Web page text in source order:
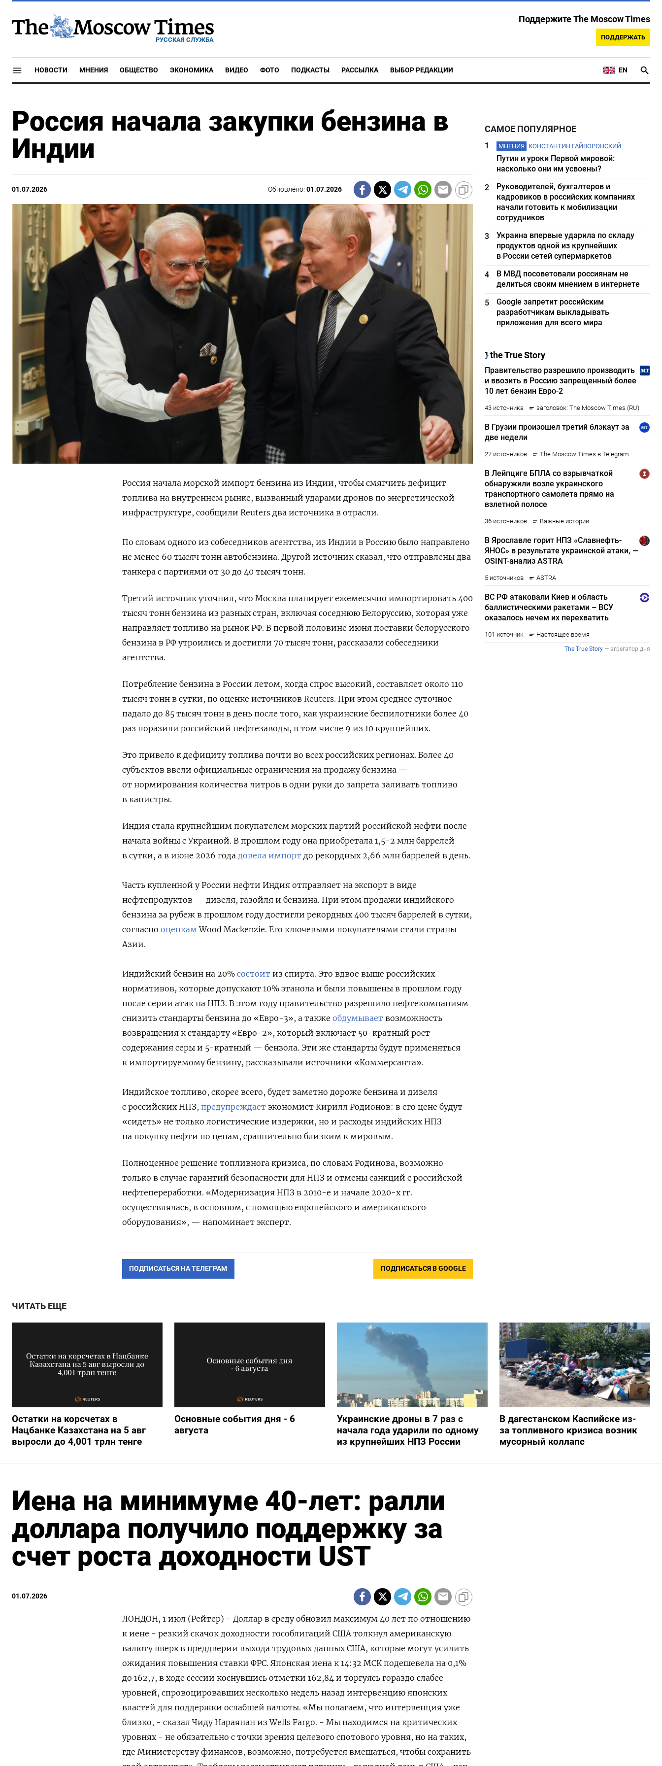
РУССКАЯ СЛУЖБА
Поддержите The Moscow Times
ПОДДЕРЖАТЬ
НОВОСТИ МНЕНИЯ ОБЩЕСТВО ЭКОНОМИКА ВИДЕО ФОТО ПОДКАСТЫ РАССЫЛКА ВЫБОР РЕДАКЦИИ EN
Россия начала закупки бензина в
Индии
01.07.2026 Обновлено:01.07.2026
Россия начала морской импорт бензина из Индии, чтобы смягчить дефицит
топлива на внутреннем рынке, вызванный ударами дронов по энергетической
инфраструктуре, сообщили Reuters два источника в отрасли.
По словам одного из собеседников агентства, ⁠из Индии в Россию было направлено
не менее 60 тысяч тонн автобензина. Другой источник сказал, что ‌отправлены два
танкера с партиями от 30 до 40 тысяч тонн.
Третий источник уточнил, что Москва планирует ежемесячно импортировать 400
тысяч тонн бензина из разных стран, ‌включая соседнюю Белоруссию, которая уже
направляет топливо на рынок РФ. В первой половине июня поставки белорусского
бензина в РФ утроились и достигли 70 тысяч тонн, рассказали собеседники
агентства.
Потребление бензина в России летом, когда спрос ‌высокий, составляет около 110
тысяч тонн в сутки, по оценке источников Reuters. При этом среднее суточное
падало до 85 тысяч тонн в день после того, как украинские беспилотники более 40
раз поразили российский нефтезаводы, в том числе 9 из 10 крупнейших.
Это привело к дефициту топлива почти во всех российских регионах. Более 40
субъектов ввели официальные ограничения на продажу бензина —
от нормирования количества литров в одни руки до запрета заливать топливо
в канистры.
Индия стала крупнейшим покупателем морских партий российской нефти после
начала войны с Украиной. В прошлом году она приобретала 1,5-2 млн баррелей
в сутки, а в июне 2026 года довела импорт до рекордных 2,66 млн баррелей в день.
Часть купленной у России нефти Индия отправляет на экспорт в виде
нефтепродуктов — дизеля, газойля и бензина. При этом продажи индийского
бензина за рубеж в прошлом году достигли рекордных 400 тысяч баррелей в сутки,
согласно оценкам Wood Mackenzie. Его ключевыми покупателями стали страны
Азии.
Индийский бензин на 20% состоит из спирта. Это вдвое выше российских
нормативов, которые допускают 10% этанола и были повышены в прошлом году
после серии атак на НПЗ. В этом году правительство разрешило нефтекомпаниям
снизить стандарты бензина до «Евро-3», а также обдумывает возможность
возвращения к стандарту «Евро-2», который включает 50-кратный рост
содержания серы и 5-кратный — бензола. Эти же стандарты будут применяться
к импортируемому бензину, рассказывали источники «Коммерсанта».
Индийское топливо, скорее всего, будет заметно дороже бензина и дизеля
с российских НПЗ, предупреждает экономист Кирилл Родионов: в его цене будут
«сидеть» не только логистические издержки, но и расходы индийских НПЗ
на покупку нефти по ценам, сравнительно близким к мировым.
Полноценное решение топливнога кризиса, по словам Родинова, возможно
только в случае гарантий безопасности для НПЗ и отмены санкций с российской
нефтепереработки. «Модернизация НПЗ в 2010-е и начале 2020-х гг.
осуществлялась, в основном, с помощью европейского и американского
оборудования», — напоминает эксперт.
ПОДПИСАТЬСЯ НА ТЕЛЕГРАМ ПОДПИСАТЬСЯ В GOOGLE
САМОЕ ПОПУЛЯРНОЕ
1 МНЕНИЯ КОНСТАНТИН ГАЙВОРОНСКИЙ
Путин и уроки Первой мировой:
насколько они им усвоены?
2
Руководителей, бухгалтеров и
кадровиков в российских компаниях
начали готовить к мобилизации
сотрудников
3
Украина впервые ударила по складу
продуктов одной из крупнейших
в России сетей супермаркетов
4
В МВД посоветовали россиянам не
делиться своим мнением в интернете
5
Google запретит российским
разработчикам выкладывать
приложения для всего мира
ЧИТАТЬ ЕЩЕ
Остатки на корсчетах в
Нацбанке Казахстана на 5 авг
выросли до 4,001 трлн тенге
Основные события дня - 6
августа
Украинские дроны в 7 раз с
начала года ударили по одному
из крупнейших НПЗ России
В дагестанском Каспийске из-
за топливного кризиса возник
мусорный коллапс
Иена на минимуме 40-лет: ралли
доллара получило поддержку за
счет роста доходности UST
01.07.2026
ЛОНДОН, 1 июл (Рейтер) - Доллар в среду обновил максимум 40 лет по отношению
к иене - резкий скачок доходности гособлигаций США толкнул американскую
валюту вверх в преддверии выхода трудовых данных США, которые могут ‌усилить
ожидания повышения ставки ФРС. Японская иена к 14:32 МСК подешевела на 0,1%
до 162,7, в ходе сессии коснувшись отметки 162,84 и торгуясь гораздо слабее
уровней, спровоцировавших несколько недель назад интервенцию японских
властей ​для поддержки ослабшей валюты. «Мы полагаем, ​что интервенция уже ​
близко, - сказал Чиду ⁠Нараянан из Wells Fargo. - Мы находимся на критических
уровнях - не обязательно ‌с точки зрения целевого спотового уровня, ‌но на таких,
где Министерству финансов, возможно, потребуется вмешаться, чтобы сохранить